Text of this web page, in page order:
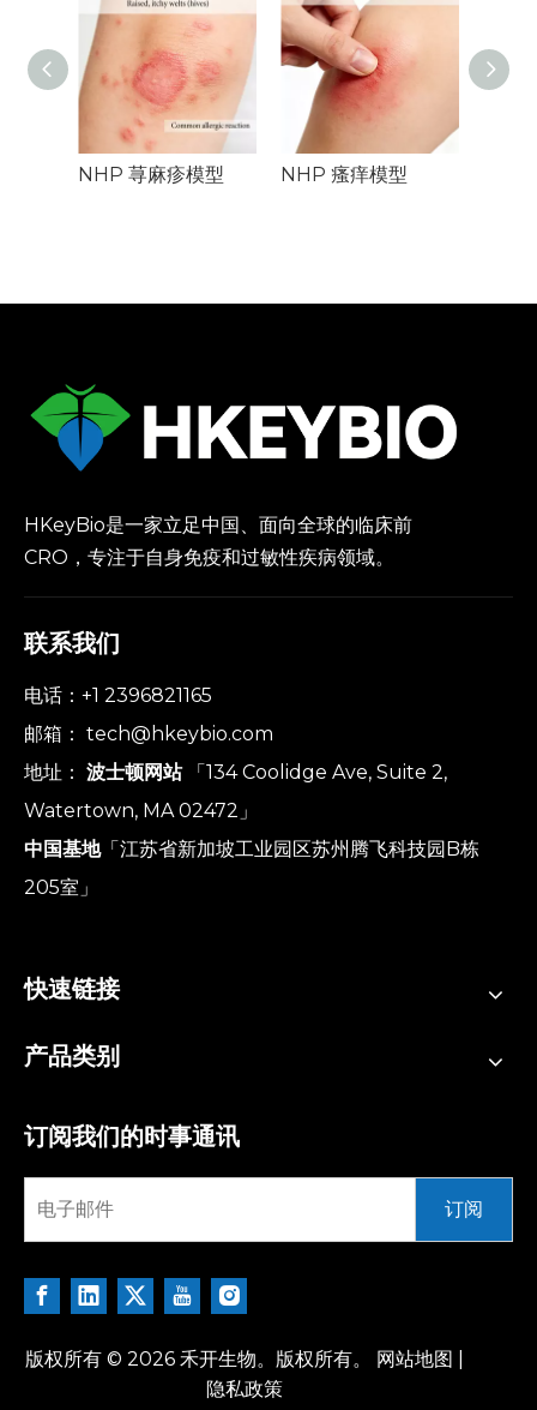
NHP 荨麻疹模型 NHP 瘙痒模型
HKeyBio是一家立足中国、面向全球的临床前
CRO，专注于自身免疫和过敏性疾病领域。
联系我们
电话：+1 2396821165
邮箱： tech@hkeybio.com
地址： 波士顿网站「134 Coolidge Ave, Suite 2,
Watertown, MA 02472」
中国基地「江苏省新加坡工业园区苏州腾飞科技园B栋
205室」
快速链接
产品类别
订阅我们的时事通讯
订阅
版权所有 © 2026 禾开生物。版权所有。 网站地图
隐私政策